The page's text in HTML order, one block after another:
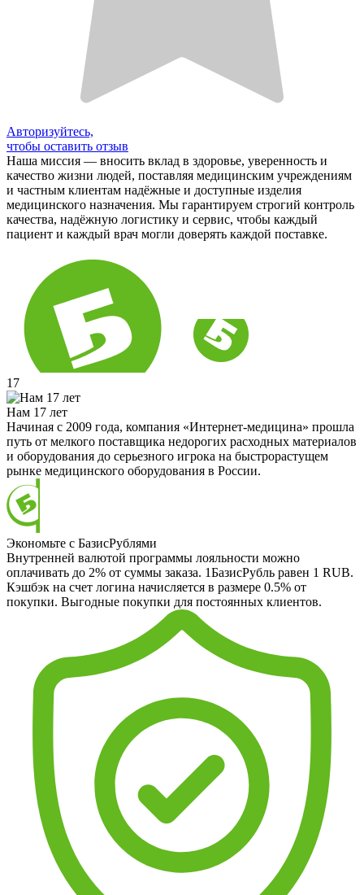
Авторизуйтесь,
чтобы оставить отзыв
Наша миссия — вносить вклад в здоровье, уверенность и
качество жизни людей, поставляя медицинским учреждениям
и частным клиентам надёжные и доступные изделия
медицинского назначения. Мы гарантируем строгий контроль
качества, надёжную логистику и сервис, чтобы каждый
пациент и каждый врач могли доверять каждой поставке.
17
Нам 17 лет
Начиная с 2009 года, компания «Интернет-медицина» прошла
путь от мелкого поставщика недорогих расходных материалов
и оборудования до серьезного игрока на быстрорастущем
рынке медицинского оборудования в России.
Экономьте с БазисРублями
Внутренней валютой программы лояльности можно
оплачивать до 2% от суммы заказа. 1БазисРубль равен 1 RUB.
Кэшбэк на счет логина начисляется в размере 0.5% от
покупки. Выгодные покупки для постоянных клиентов.